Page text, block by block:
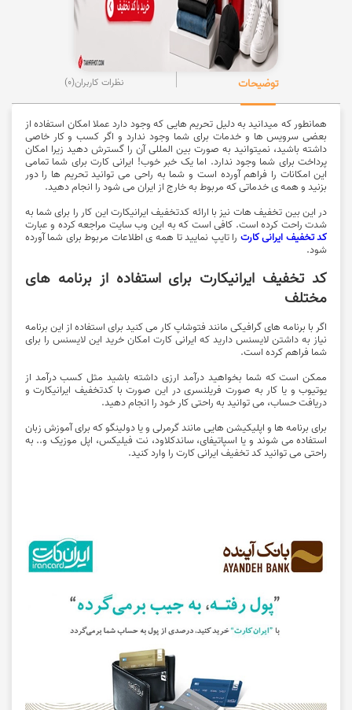
توضیحات نظرات کاربران(0)
همانطور که میدانید به دلیل تحریم هایی که وجود دارد عملا امکان استفاده از
بعضی سرویس ها و خدمات برای شما وجود ندارد و اگر کسب و کار خاصی
داشته باشید، نمیتوانید به صورت بین المللی آن را گسترش دهید زیرا امکان
پرداخت برای شما وجود ندارد. اما یک خبر خوب! ایرانی کارت برای شما تمامی
این امکانات را فراهم آورده است و شما به راحی می توانید تحریم ها را دور
بزنید و همه ی خدماتی که مربوط به خارج از ایران می شود را انجام دهید.
در این بین تخفیف هات نیز با ارائه کدتخفیف ایرانیکارت این کار را برای شما به
شدت راحت کرده است. کافی است که به این وب سایت مراجعه کرده و عبارت
کد تخفیف ایرانی کارت را تایپ نمایید تا همه ی اطلاعات مربوط برای شما آورده
شود.
کد تخفیف ایرانیکارت برای استفاده از برنامه های
مختلف
اگر با برنامه های گرافیکی مانند فتوشاپ کار می کنید برای استفاده از این برنامه
نیاز به داشتن لایسنس دارید که ایرانی کارت امکان خرید این لایسنس را برای
شما فراهم کرده است.
ممکن است که شما بخواهید درآمد ارزی داشته باشید مثل کسب درآمد از
یوتیوب و یا کار به صورت فریلنسری در این صورت با کدتخفیف ایرانیکارت و
دریافت حساب، می توانید به راحتی کار خود را انجام دهید.
برای برنامه ها و اپلیکیشن هایی مانند گرمرلی و یا دولینگو که برای آموزش زبان
استفاده می شوند و یا اسپاتیفای، ساندکلاود، نت فیلیکس، اپل موزیک و.. به
راحتی می توانید کد تخفیف ایرانی کارت را وارد کنید.